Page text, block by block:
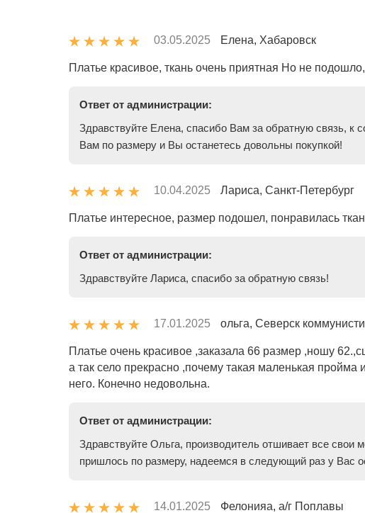
03.05.2025 Елена, Хабаровск
Платье красивое, ткань очень приятная Но не
Ответ от администрации:
Здравствуйте Елена, спасибо Вам за обратную связь,
Вам по размеру и Вы останетесь довольны покупкой!
10.04.2025 Лариса, Санкт-Петербург
Платье интересное, размер подошел, понравилась
Ответ от администрации:
Здравствуйте Лариса, спасибо за обратную связь!
17.01.2025 ольга, Северск
Платье очень красивое ,заказала 66 размер ,ношу
а так село прекрасно ,почему такая маленькая
него. Конечно недовольна.
Ответ от администрации:
Здравствуйте Ольга, производитель отшивает все
пришлось по размеру, надеемся в следующий раз у Вас
14.01.2025 Фелонияа, а/г Поплавы